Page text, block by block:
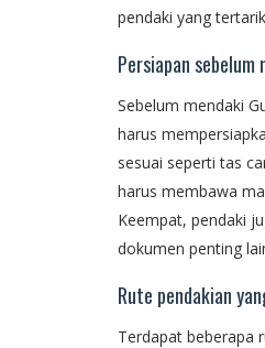
pendaki yang
Persiapan sebelum
Sebelum mendaki
harus
sesuai seperti tas
harus membawa
Keempat, pendaki
dokumen penting
Rute pendakian
Terdapat beberapa